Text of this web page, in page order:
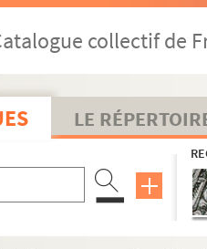
collectif de
LE
municipale de dessin de Troyes
Roger. Notes météorologiques
Projet de « Troyes et ses
Ch. D.G. Lhoste de Moras, de
des familles et des localités de
biographiques et
de personnages divers,
des personnages de Troyes